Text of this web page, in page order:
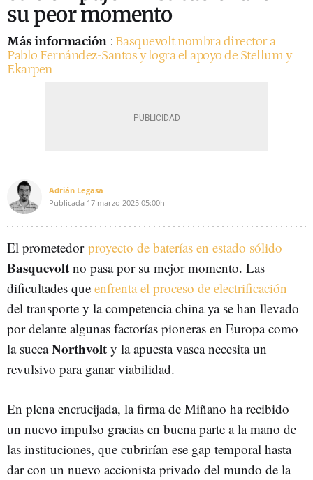
su peor momento
Más información : Basquevolt nombra director a
Pablo Fernández-Santos y logra el apoyo de Stellum y
Ekarpen
Adrián Legasa
Publicada 17 marzo 2025 05:00h
El prometedor proyecto de baterías en estado sólido
Basquevolt no pasa por su mejor momento. Las
dificultades que enfrenta el proceso de electrificación
del transporte y la competencia china ya se han llevado
por delante algunas factorías pioneras en Europa como
la suecaNorthvolt y la apuesta vasca necesita un
revulsivo para ganar viabilidad.
En plena encrucijada, la firma de Miñano ha recibido
un nuevo impulso gracias en buena parte a la mano de
las instituciones, que cubrirían ese gap temporal hasta
dar con un nuevo accionista privado del mundo de la